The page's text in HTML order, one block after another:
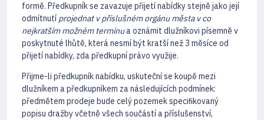
formě. Předkupník se zavazuje přijetí nabídky stejně jako její
odmítnutí projednat v příslušném orgánu města v co
nejkratším možném termínua oznámit dlužníkovi písemně v
poskytnuté lhůtě, která nesmí být kratší než 3 měsíce od
přijetí nabídky, zda předkupní právo využije.
Přijme-li předkupník nabídku, uskuteční se koupě mezi
dlužníkem a předkupníkem za následujících podmínek:
předmětem prodeje bude celý pozemek speciﬁkovaný
popisu dražby včetně všech součástí a příslušenství,